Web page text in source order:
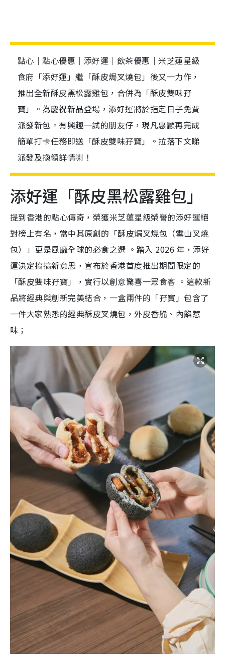
點心｜點心優惠｜添好運｜飲茶優惠｜米芝蓮星級
食府「添好運」繼「酥皮焗叉燒包」後又一力作，
推出全新酥皮黑松露雞包，合併為「酥皮雙味孖
寶」。為慶祝新品登場，添好運將於指定日子免費
派發新包。有興趣一試的朋友仔，現凡惠顧再完成
簡單打卡任務即送「酥皮雙味孖寶」。拉落下文睇
派發及換領詳情喇！
添好運「酥皮黑松露雞包」
提到香港的點心傳奇，榮獲米芝蓮星級榮譽的添好運絕
對榜上有名，當中其原創的「酥皮焗叉燒包（雪山叉燒
包）」更是風靡全球的必食之選 。踏入 2026 年，添好
運決定搞搞新意思，宣布於香港首度推出期間限定的
「酥皮雙味孖寶」，實行以創意驚喜一眾食客 。這款新
品將經典與創新完美結合，一盒兩件的「孖寶」包含了
一件大家熟悉的經典酥皮叉燒包，外皮香脆、內餡惹
味；